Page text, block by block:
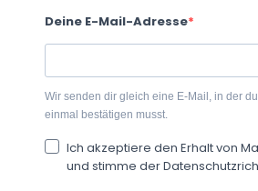
Deine E-Mail-Adresse
Wir senden dir gleich eine E-Mail, in der
einmal bestätigen musst.
Ich akzeptiere den Erhalt von
und stimme der